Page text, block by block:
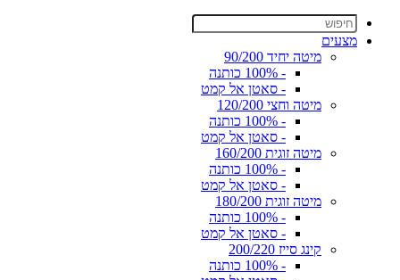
מצעים
מיטה יחיד 90/200
- 100% כותנה
- סאטן אל קמט
מיטה וחצי 120/200
- 100% כותנה
- סאטן אל קמט
מיטה זוגית 160/200
- 100% כותנה
- סאטן אל קמט
מיטה זוגית 180/200
- 100% כותנה
- סאטן אל קמט
קינג סייז 200/220
- 100% כותנה